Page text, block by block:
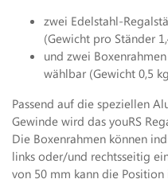
zwei Edelstahl-
(Gewicht pro Ständer
und zwei
wählbar (Gewicht 0,5
Passend auf die speziellen
Gewinde wird das youRS
Die Boxenrahmen können
links oder/und rechtsseitig
von 50 mm kann die